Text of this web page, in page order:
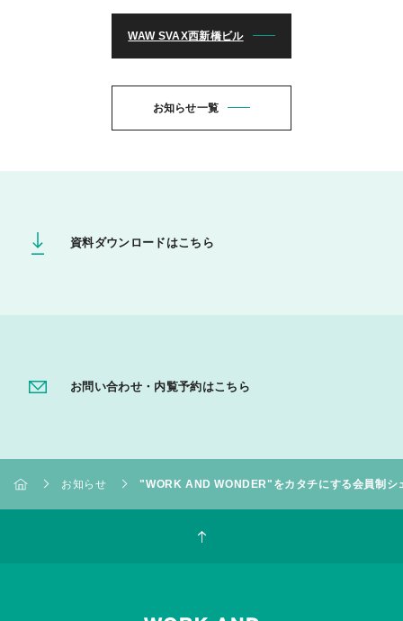
WAW SVAX西新橋ビル
お知らせ一覧
資料ダウンロードはこちら
お問い合わせ・内覧予約はこちら
お知らせ "WORK AND WONDER"をカタチにする会員制シ